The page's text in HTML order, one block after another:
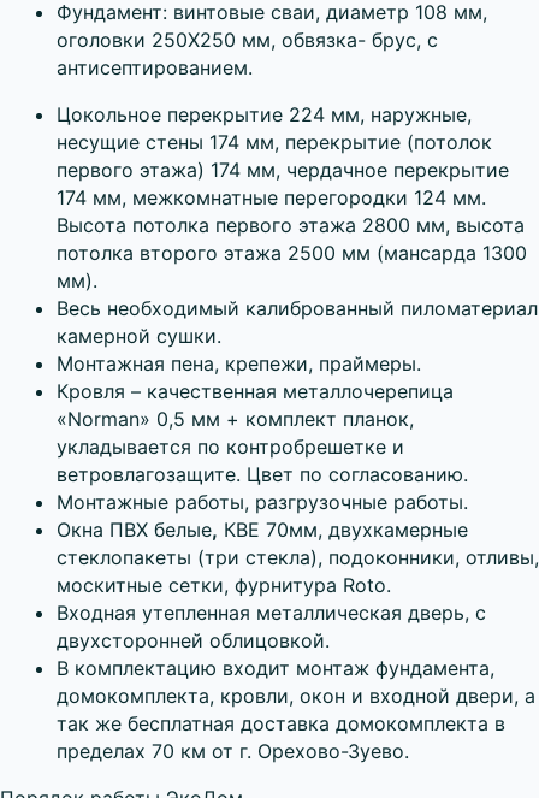
Фундамент: винтовые сваи, диаметр 108 мм,
оголовки 250Х250 мм, обвязка- брус, с
антисептированием.
Цокольное перекрытие 224 мм, наружные,
несущие стены 174 мм, перекрытие (потолок
первого этажа) 174 мм, чердачное перекрытие
174 мм, межкомнатные перегородки 124 мм.
Высота потолка первого этажа 2800 мм, высота
потолка второго этажа 2500 мм (мансарда 1300
мм).
Весь необходимый калиброванный пиломатериал
камерной сушки.
Монтажная пена, крепежи, праймеры.
Кровля – качественная металлочерепица
«Norman» 0,5 мм + комплект планок,
укладывается по контробрешетке и
ветровлагозащите. Цвет по согласованию.
Монтажные работы, разгрузочные работы.
Окна ПВХ белые, КBЕ 70мм, двухкамерные
стеклопакеты (три стекла), подоконники, отливы,
москитные сетки, фурнитура Roto.
Входная утепленная металлическая дверь, с
двухсторонней облицовкой.
В комплектацию входит монтаж фундамента,
домокомплекта, кровли, окон и входной двери, а
так же бесплатная доставка домокомплекта в
пределах 70 км от г. Орехово-Зуево.